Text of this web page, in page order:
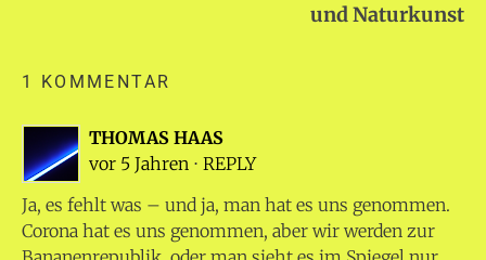
und Naturkunst
1 KOMMENTAR
THOMAS HAAS
vor 5 Jahren ⋅ REPLY
Ja, es fehlt was – und ja, man hat es uns genommen.
Corona hat es uns genommen, aber wir werden zur